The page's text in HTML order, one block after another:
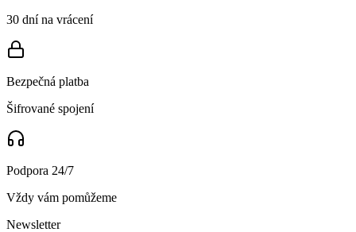
30 dní na vrácení
Bezpečná platba
Šifrované spojení
Podpora 24/7
Vždy vám pomůžeme
Newsletter